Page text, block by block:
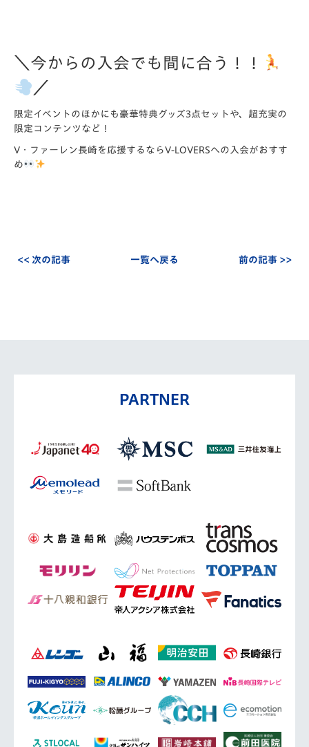
＼今からの入会でも間に合う！！
／
限定イベントのほかにも豪華特典グッズ3点セットや、超充実の
限定コンテンツなど！
V・ファーレン長崎を応援するならV-LOVERSへの入会がおすす
め
<< 次の記事 一覧へ戻る 前の記事 >>
PARTNER